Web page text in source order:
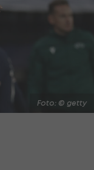
Foto: © getty